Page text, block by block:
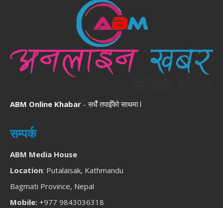
ABM Online Khabar - सधैँ तपाईँको साथमा l
सम्पर्क
ABM Media House
Location: Putalaisak, Kathmandu
Bagmati Province, Nepal
Mobile: +977 9843036318